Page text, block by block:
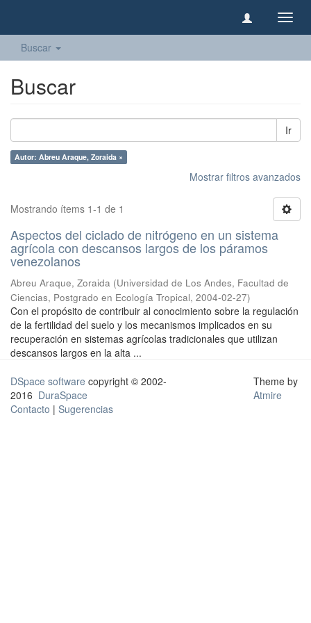
Buscar
Buscar
Ir
Autor: Abreu Araque, Zoraida ×
Mostrar filtros avanzados
Mostrando ítems 1-1 de 1
Aspectos del ciclado de nitrógeno en un sistema
agrícola con descansos largos de los páramos
venezolanos
Abreu Araque, Zoraida (Universidad de Los Andes, Facultad de
Ciencias, Postgrado en Ecología Tropical, 2004-02-27)
Con el propósito de contribuir al conocimiento sobre la regulación
de la fertilidad del suelo y los mecanismos implicados en su
recuperación en sistemas agrícolas tradicionales que utilizan
descansos largos en la alta ...
DSpace software copyright © 2002-
2016 DuraSpace
Contacto | Sugerencias
Theme by
Atmire